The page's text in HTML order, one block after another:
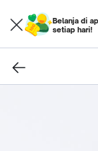
Belanja di
setiap hari!